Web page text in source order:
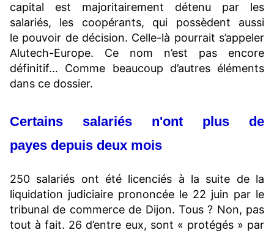
capital est majoritairement détenu par les
salariés, les coopérants, qui possèdent aussi
le pouvoir de décision. Celle-là pourrait s’appeler
Alutech-Europe. Ce nom n’est pas encore
définitif… Comme beaucoup d’autres éléments
dans ce dossier.
Certains salariés n'ont plus de
payes depuis deux mois
250 salariés ont été licenciés à la suite de la
liquidation judiciaire prononcée le 22 juin par le
tribunal de commerce de Dijon. Tous ? Non, pas
tout à fait. 26 d’entre eux, sont « protégés » par